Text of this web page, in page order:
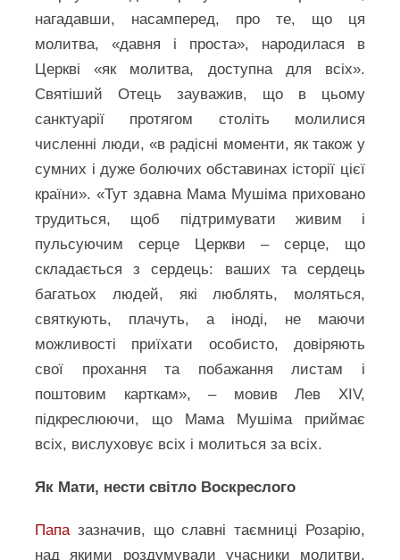
нагадавши, насамперед, про те, що ця
молитва, «давня і проста», народилася в
Церкві «як молитва, доступна для всіх».
Святіший Отець зауважив, що в цьому
санктуарії протягом століть молилися
численні люди, «в радісні моменти, як також у
сумних і дуже болючих обставинах історії цієї
країни». «Тут здавна Мама Мушіма приховано
трудиться, щоб підтримувати живим і
пульсуючим серце Церкви – серце, що
складається з сердець: ваших та сердець
багатьох людей, які люблять, моляться,
святкують, плачуть, а іноді, не маючи
можливості приїхати особисто, довіряють
свої прохання та побажання листам і
поштовим карткам», – мовив Лев XIV,
підкреслюючи, що Мама Мушіма приймає
всіх, вислуховує всіх і молиться за всіх.
Як Мати, нести світло Воскреслого
Папазазначив, що славні таємниці Розарію,
над якими роздумували учасники молитви,